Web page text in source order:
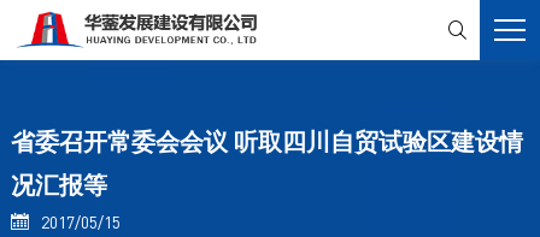

省委召开常委会会议 听取四川自贸试验区建设情
况汇报等
 2017/05/15